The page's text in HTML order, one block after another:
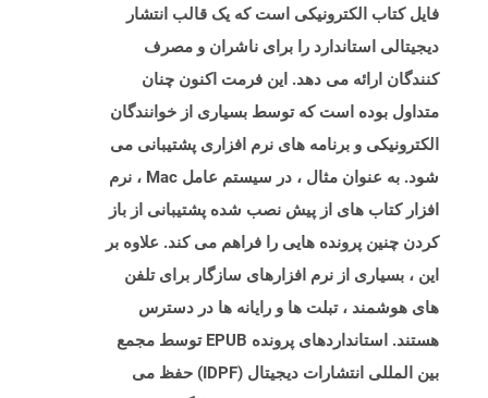
فایل کتاب الکترونیکی است که یک قالب انتشار
دیجیتالی استاندارد را برای ناشران و مصرف
کنندگان ارائه می دهد. این فرمت اکنون چنان
متداول بوده است که توسط بسیاری از خوانندگان
الکترونیکی و برنامه های نرم افزاری پشتیبانی می
شود. به عنوان مثال ، در سیستم عامل Mac ، نرم
افزار کتاب های از پیش نصب شده پشتیبانی از باز
کردن چنین پرونده هایی را فراهم می کند. علاوه بر
این ، بسیاری از نرم افزارهای سازگار برای تلفن
های هوشمند ، تبلت ها و رایانه ها در دسترس
هستند. استانداردهای پرونده EPUB توسط مجمع
بین المللی انتشارات دیجیتال (IDPF) حفظ می